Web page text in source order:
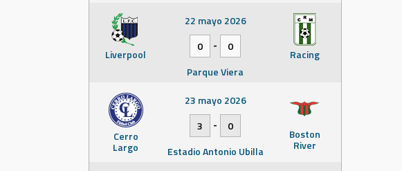
Liverpool Racing
22 mayo 2026
0
-
0
Parque Viera
Cerro
Largo
Boston
River
23 mayo 2026
3
-
0
Estadio Antonio Ubilla